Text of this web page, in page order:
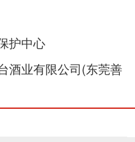
护中心
业有限公司(东莞善